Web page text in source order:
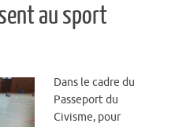
au sport
Dans le cadre du
Passeport du
Civisme, pour